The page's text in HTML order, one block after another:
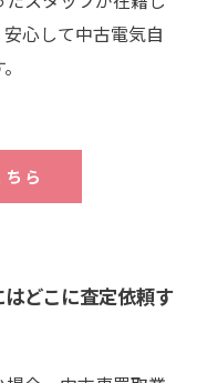
心して中古電気自
ら
どこに査定依頼す